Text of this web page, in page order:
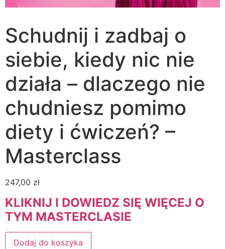
Schudnij i zadbaj o
siebie, kiedy nic nie
działa – dlaczego nie
chudniesz pomimo
diety i ćwiczeń? –
Masterclass
247,00 zł
KLIKNIJ I DOWIEDZ SIĘ WIĘCEJ O
TYM MASTERCLASIE
Dodaj do koszyka